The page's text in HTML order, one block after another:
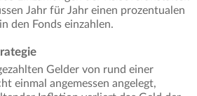
Jahr für Jahr einen prozentualen
den Fonds einzahlen.
Gelder von rund einer
einmal angemessen angelegt,